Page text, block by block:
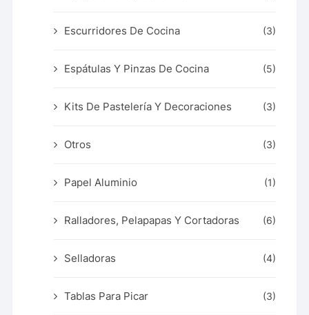
Escurridores De Cocina (3)
Espátulas Y Pinzas De Cocina (5)
Kits De Pastelería Y Decoraciones (3)
Otros (3)
Papel Aluminio (1)
Ralladores, Pelapapas Y Cortadoras (6)
Selladoras (4)
Tablas Para Picar (3)